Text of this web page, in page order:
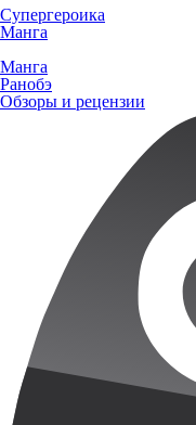
Супергероика
Манга
Манга
Ранобэ
Обзоры и рецензии